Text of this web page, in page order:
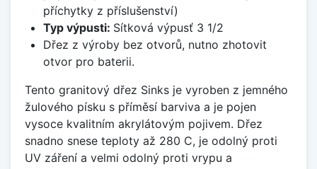
příchytky z příslušenství)
Typ výpusti: Sítková výpusť 3 1/2
Dřez z výroby bez otvorů, nutno zhotovit
otvor pro baterii.
Tento granitový dřez Sinks je vyroben z jemného
žulového písku s příměsí barviva a je pojen
vysoce kvalitním akrylátovým pojivem. Dřez
snadno snese teploty až 280 C, je odolný proti
UV záření a velmi odolný proti vrypu a